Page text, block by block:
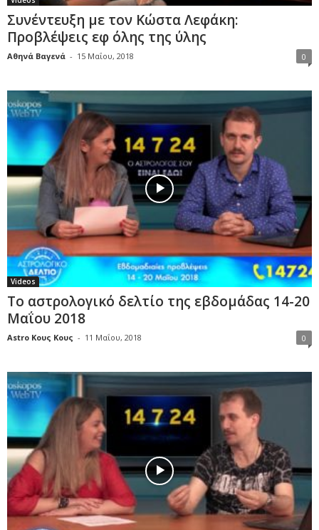
Συνέντευξη με τον Κώστα Λεφάκη:
Προβλέψεις εφ όλης της ύλης
Αθηνά Βαγενά - 15 Μαΐου, 2018 0
Videos
Το αστρολογικό δελτίο της εβδομάδας 14-20
Μαΐου 2018
Astro Κους Κους - 11 Μαΐου, 2018 0